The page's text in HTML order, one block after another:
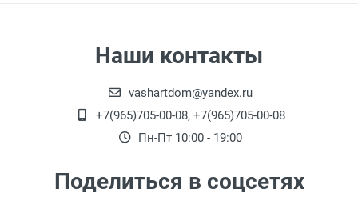
Наши контакты
vashartdom@yandex.ru
+7(965)705-00-08, +7(965)705-00-08
Пн-Пт 10:00 - 19:00
Поделиться в соцсетях